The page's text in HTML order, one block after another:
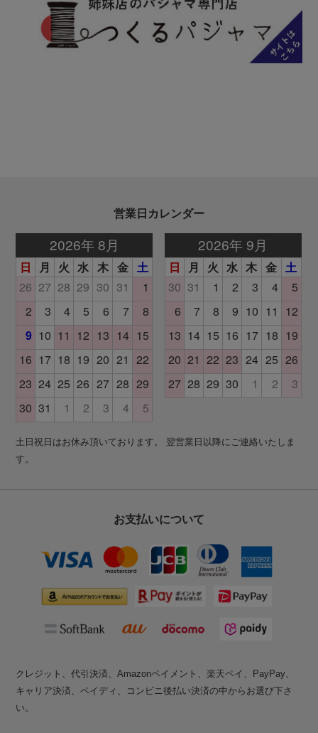
営業日カレンダー
土日祝日はお休み頂いております。 翌営業日以降にご連絡いたしま
す。
お支払いについて
クレジット、代引決済、Amazonペイメント、楽天ペイ、PayPay、
キャリア決済、ペイディ、コンビニ後払い決済の中からお選び下さ
い。